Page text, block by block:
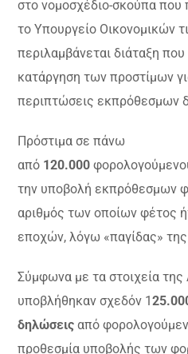
στο νομοσχέδιο-σκούπα που
το Υπουργείο Οικονομικών
περιλαμβάνεται διάταξη
κατάργηση των προστίμων
περιπτώσεις εκπρόθεσμων
Πρόστιμα σε πάνω
από 120.000
την υποβολή εκπρόθεσμων
αριθμός των οποίων φέτος
εποχών, λόγω «παγίδας»
Σύμφωνα με τα στοιχεία
υποβλήθηκαν σχεδόν 1
δηλώσειςαπό
προθεσμία υποβολής των